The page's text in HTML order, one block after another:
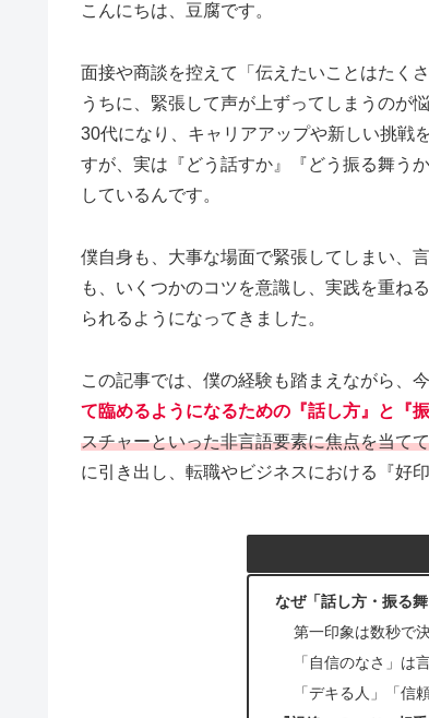
こんにちは、豆腐です。
面接や商談を控えて「伝えたいことはたく
うちに、緊張して声が上ずってしまうのが
30代になり、キャリアアップや新しい挑戦
すが、実は『どう話すか』『どう振る舞う
しているんです。
僕自身も、大事な場面で緊張してしまい、
も、いくつかのコツを意識し、実践を重ね
られるようになってきました。
この記事では、僕の経験も踏まえながら、
て臨めるようになるための『話し方』と『
スチャーといった非言語要素に焦点を当て
に引き出し、転職やビジネスにおける『好
なぜ「話し方・振る
第一印象は数秒で
「自信のなさ」は
「デキる人」「信